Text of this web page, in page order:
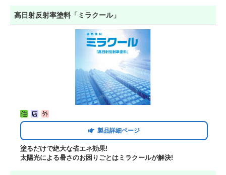
高日射反射率塗料「ミラクール」
製品詳細ページ
塗るだけで絶大な省エネ効果!
太陽光による暑さのお困りごとはミラクールが解決!